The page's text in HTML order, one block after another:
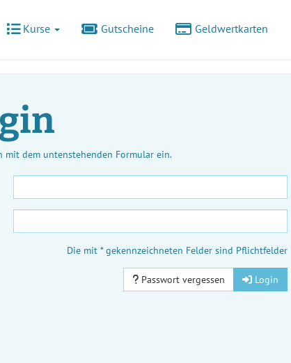
Kurse Gutscheine Geldwertkarten
mit dem untenstehenden Formular ein.
Die mit * gekennzeichneten Felder sind Pflichtfelder
Passwort vergessen Login